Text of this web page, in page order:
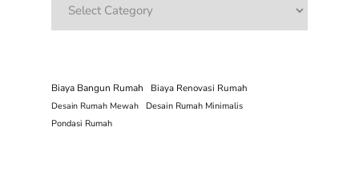
Biaya Bangun Rumah Biaya Renovasi Rumah
Desain Rumah Mewah
Desain Rumah Minimalis
Pondasi Rumah